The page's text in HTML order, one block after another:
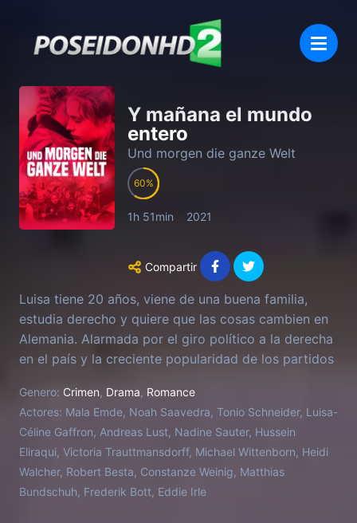
Y mañana el mundo
entero
Und morgen die ganze Welt
60
1h 51min 2021
Compartir
Luisa tiene 20 años, viene de una buena familia,
estudia derecho y quiere que las cosas cambien en
Alemania. Alarmada por el giro político a la derecha
en el país y la creciente popularidad de los partidos
posición clara contra los “fascistas”. Rápidamente
encuentra simpatía por el carismático Alpha y su
mejor amigo Lenor: para ambos, el uso de la
violencia es también un medio permitido de
resistencia. Pronto los eventos se intensifican. Y
Luisa tiene que decidir cómo de lejos está dispuesta
Genero: Crimen, Drama, Romance
Actores: Mala Emde, Noah Saavedra, Tonio Schneider, Luisa-
Céline Gaffron, Andreas Lust, Nadine Sauter, Hussein
Eliraqui, Victoria Trauttmansdorff, Michael Wittenborn, Heidi
Walcher, Robert Besta, Constanze Weinig, Matthias
Bundschuh, Frederik Bott, Eddie Irle